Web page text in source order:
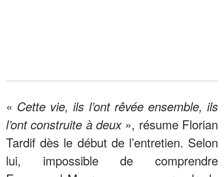
« Cette vie, ils l’ont rêvée ensemble, ils
l’ont construite à deux», résume Florian
Tardif dès le début de l’entretien. Selon
lui, impossible de comprendre